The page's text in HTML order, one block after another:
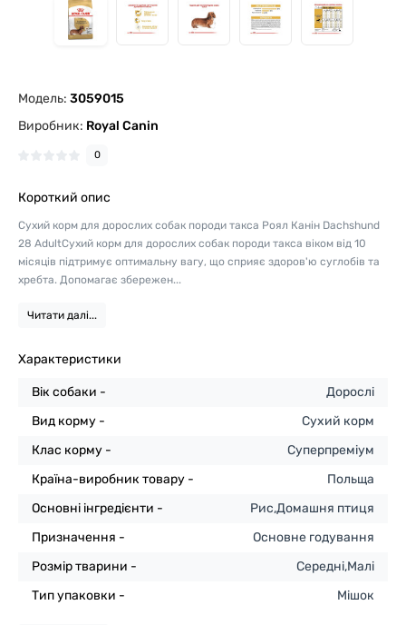
Модель: 3059015
Виробник: Royal Canin
0
Короткий опис
Сухий корм для дорослих собак породи такса Роял Канін Dachshund
28 AdultСухий корм для дорослих собак породи такса віком від 10
місяців підтримує оптимальну вагу, що сприяє здоров'ю суглобів та
хребта. Допомагає збережен...
Читати далі...
Характеристики
Вік собаки -
Дорослі
Вид корму -
Сухий корм
Клас корму -
Суперпреміум
Країна-виробник товару -
Польща
Основні інгредієнти -
Рис,Домашня птиця
Призначення -
Основне годування
Розмір тварини -
Середні,Малі
Тип упаковки -
Мішок